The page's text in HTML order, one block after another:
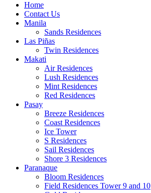
Home
Contact Us
Manila
Sands Residences
Las Piñas
Twin Residences
Makati
Air Residences
Lush Residences
Mint Residences
Red Residences
Pasay
Breeze Residences
Coast Residences
Ice Tower
S Residences
Sail Residences
Shore 3 Residences
Paranaque
Bloom Residences
Field Residences Tower 9 and 10